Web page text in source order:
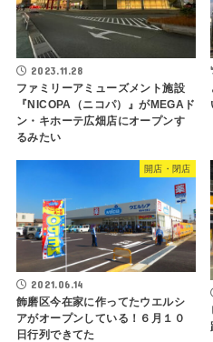
2023.11.28
ファミリーアミューズメント施設
『NICOPA（ニコパ）』がMEGAド
ン・キホーテ広畑店にオープンす
るみたい
開店・閉店
2021.06.14
飾磨区今在家に作ってたウエルシ
アがオープンしている！６月１０
日行列できてた